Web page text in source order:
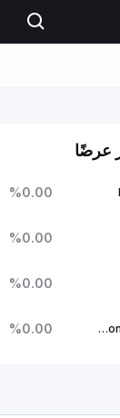
عرضًا
0.00
%
0.00
%
0.00
%
1Confirmation Portfolio
0.00
%